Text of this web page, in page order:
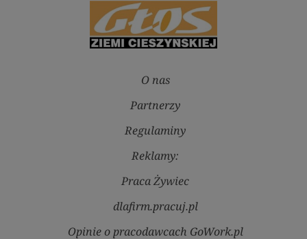
O nas
Partnerzy
Regulaminy
Reklamy:
Praca Żywiec
dlafirm.pracuj.pl
Opinie o pracodawcach GoWork.pl